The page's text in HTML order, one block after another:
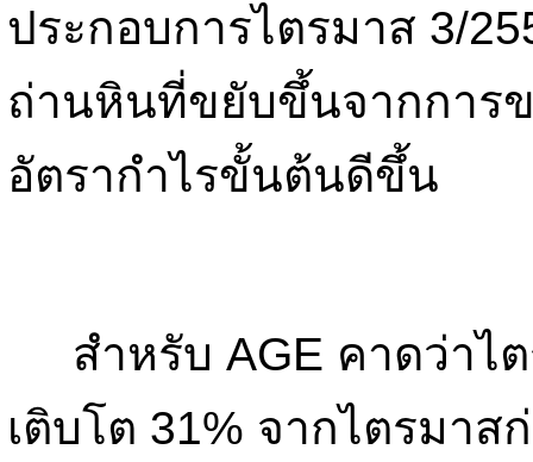
ประกอบการไตรมาส 3/
ถ่านหินที่ขยับขึ้นจากการ
อัตรากำไรขั้นต้นดีขึ้น
สำหรับ AGE คาดว่าไต
เติบโต 31% จากไตรมา